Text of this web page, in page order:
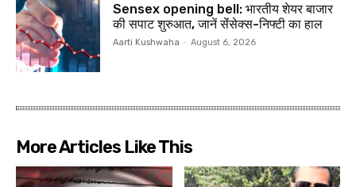
Sensex opening bell: भारतीय शेयर बाजार
की सपाट शुरुआत, जानें सेंंसेक्स-निफ्टी का हाल
Aarti Kushwaha - August 6, 2026
More Articles Like This